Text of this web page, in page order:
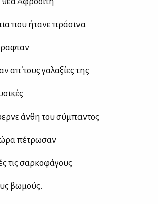
που ήτα­νε πρά­σι­να
απ΄τους γα­λα­ξί­ες της
άν­θη του σύ­μπα­ντος
πέ­τρω­σαν
τις σαρ­κο­φά­γους
βω­μούς.